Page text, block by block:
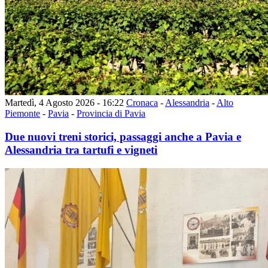
Martedì, 4 Agosto 2026 - 16:22 Cronaca - Alessandria - Alto
Piemonte - Pavia - Provincia di Pavia
Due nuovi treni storici, passaggi anche a Pavia e
Alessandria tra tartufi e vigneti